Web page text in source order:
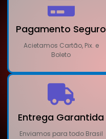
Pagamento Seguro
Acietamos Cartão, Pix. e
Boleto
Entrega Garantida
Enviamos para todo Brasil